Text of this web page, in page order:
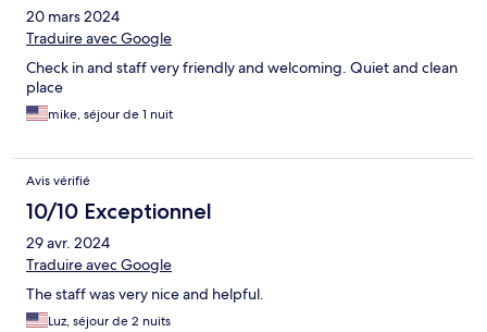
20 mars 2024
Traduire avec Google
Check in and staff very friendly and welcoming. Quiet and clean
place
mike, séjour de 1 nuit
Avis vérifié
10/10 Exceptionnel
29 avr. 2024
Traduire avec Google
The staff was very nice and helpful.
Luz, séjour de 2 nuits